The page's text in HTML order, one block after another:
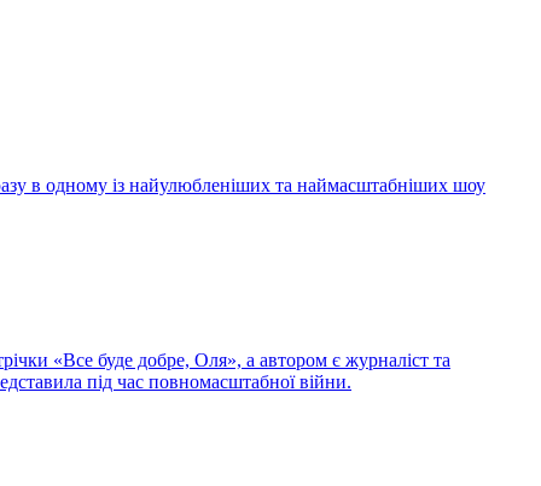
в одному із найулюбленіших та наймасштабніших шоу
«Все буде добре, Оля», а автором є журналіст та
під час повномасштабної війни.